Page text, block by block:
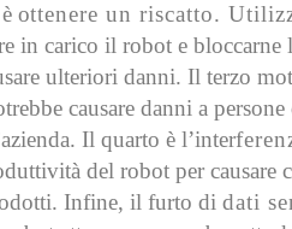
ottenere un riscatto.
in carico il robot e bloccarne
ulteriori danni. Il terzo
causare danni a
Il quarto è l’inter
del robot per
Infine, il furto di dati